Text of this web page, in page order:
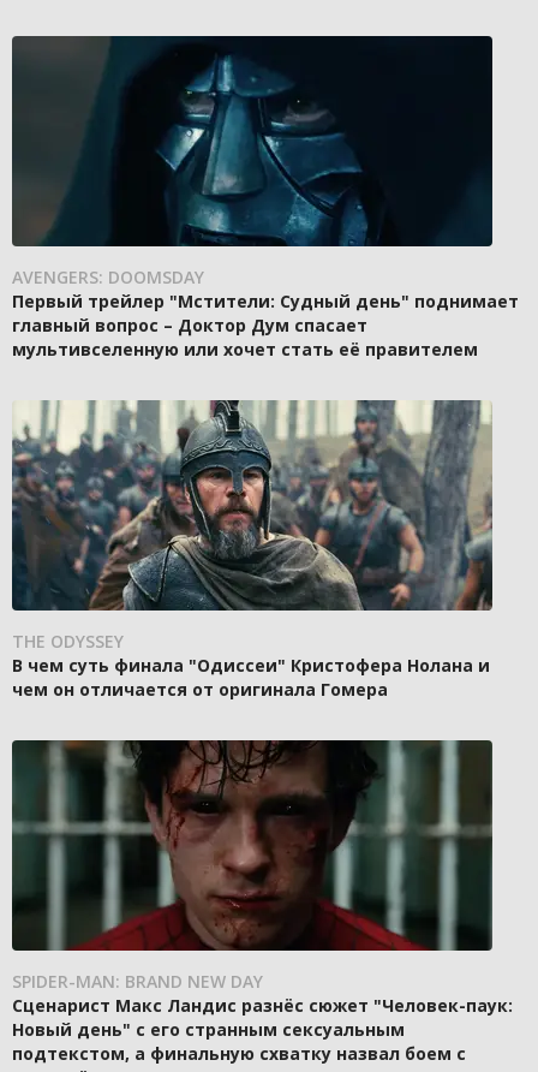
AVENGERS: DOOMSDAY
Первый трейлер "Мстители: Судный день" поднимает
главный вопрос – Доктор Дум спасает
мультивселенную или хочет стать её правителем
THE ODYSSEY
В чем суть финала "Одиссеи" Кристофера Нолана и
чем он отличается от оригинала Гомера
SPIDER-MAN: BRAND NEW DAY
Сценарист Макс Ландис разнёс сюжет "Человек-паук:
Новый день" с его странным сексуальным
подтекстом, а финальную схватку назвал боем с